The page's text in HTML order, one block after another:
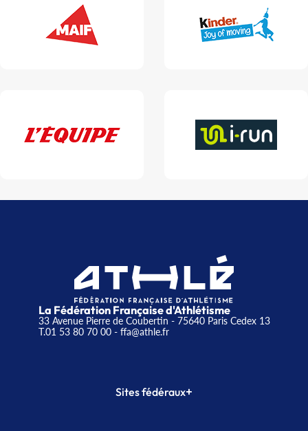
La Fédération Française d'Athlétisme
33 Avenue Pierre de Coubertin - 75640 Paris Cedex 13
T.01 53 80 70 00- ffa@athle.fr
Sites fédéraux+